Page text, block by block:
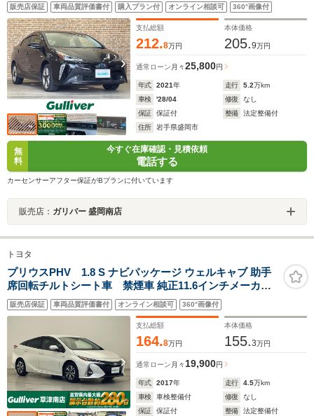
販売店保証 車両品質評価書付 購入プラン付 オンライン相談可 360°画像付
支払総額
212.8万円
本体価格
205.9万円
通常ローン 月々25,800円
年式 2021年 走行 5.2万km
車検
'28/04 修復
なし
保証
保証付 整備
法定整備付
住所
岩手県盛岡市
無
料
今すぐ在庫確認・見積依頼
電話する
カーセンサーアフター保証がBプランに付いています
販売店： ガリバー 盛岡南店
トヨタ
プリウスPHV 1.8 S ナビパッケージ ウェルキャブ 助手
席回転チルトシート車 禁煙車 純正11.6インチメーカー
OPナビ トヨタセーフティーセンス レーンディーパチャ
ーアラート プリクラッシュセーフティー クルーズコント
ロール ビルトインETC2.0 シートヒーター ステアリング
ヒーター
販売店保証 車両品質評価書付 オンライン相談可 360°画像付
支払総額
164.8万円
本体価格
155.3万円
通常ローン 月々19,900円
年式 2017年 走行 4.5万km
車検
車検整備付 修復
なし
保証
保証付 整備
法定整備付